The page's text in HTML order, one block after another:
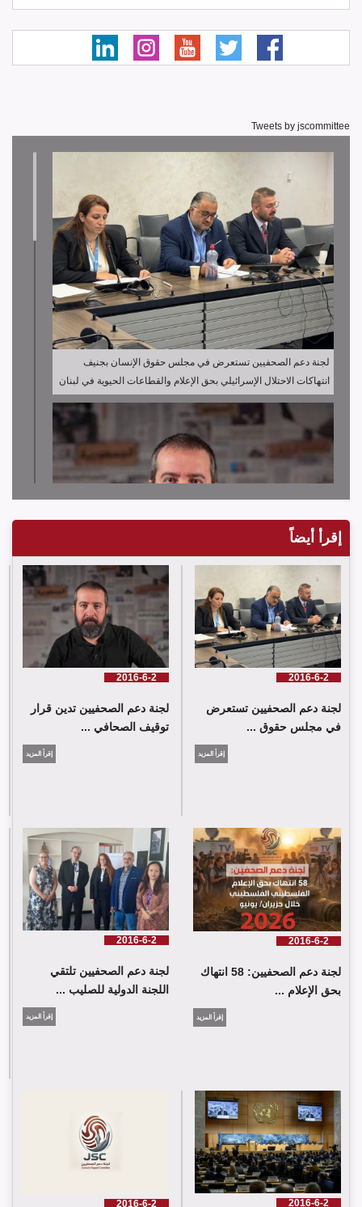
Tweets by jscommittee
لجنة دعم الصحفيين تستعرض في مجلس حقوق الإنسان بجنيف
انتهاكات الاحتلال الإسرائيلي بحق الإعلام والقطاعات الحيوية في لبنان
لجنة دعم الصحفيين تدين قرار توقيف الصحافي حسن عليق
لجنة دعم الصحفيين: 58 انتهاك بحق الإعلام الفلسطيني خلال حزيران/
يونيو 2026
لجنة دعم الصحفيين تلتقي اللجنة الدولية للصليب الأحمر في جنيف
إقرأ أيضاً
2016-6-2
لجنة دعم الصحفيين تستعرض
في مجلس حقوق ...
إقرأ المزيد
2016-6-2
لجنة دعم الصحفيين تدين قرار
توقيف الصحافي ...
إقرأ المزيد
2016-6-2
لجنة دعم الصحفيين: 58 انتهاك
بحق الإعلام ...
إقرأ المزيد
2016-6-2
لجنة دعم الصحفيين تلتقي
اللجنة الدولية للصليب ...
إقرأ المزيد
2016-6-2
2016-6-2